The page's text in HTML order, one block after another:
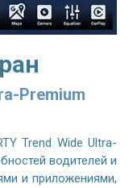
Premium
Trend Wide Ultra-
водителей и
и приложениями,